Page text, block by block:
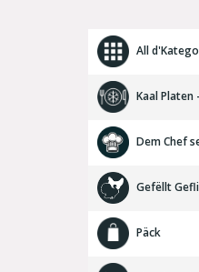
All
Kaal Platen
Dem Chef
Gefëllt
Päck